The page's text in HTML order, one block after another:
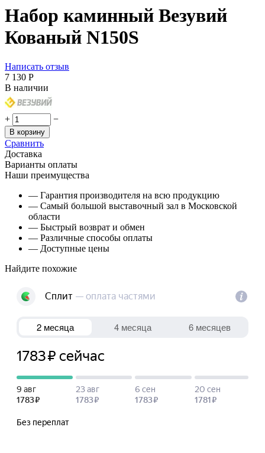
Набор каминный Везувий
Кованый N150S
Написать отзыв
7 130 Р
В наличии
+ −
В корзину
Сравнить
Доставка
Варианты оплаты
Наши преимущества
— Гарантия производителя на всю продукцию
— Самый большой выставочный зал в Московской
области
— Быстрый возврат и обмен
— Различные способы оплаты
— Доступные цены
Найдите похожие